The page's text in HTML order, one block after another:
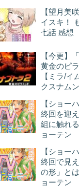
【望月美
イスキ！
七話 感想
【今更】
黄金のピ
【ミラ/イ
クスナムン
【ショー
終回を迎
組に触れ
ョーテン
【ショー
終回で見
の形」と
ョーテン